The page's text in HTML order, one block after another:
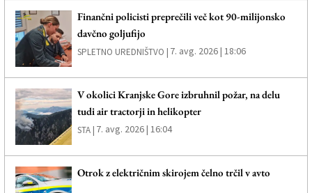
Finančni policisti preprečili več kot 90-milijonsko
davčno goljufijo
SPLETNO UREDNIŠTVO | 7. avg. 2026 | 18:06
V okolici Kranjske Gore izbruhnil požar, na delu
tudi air tractorji in helikopter
STA | 7. avg. 2026 | 16:04
Otrok z električnim skirojem čelno trčil v avto